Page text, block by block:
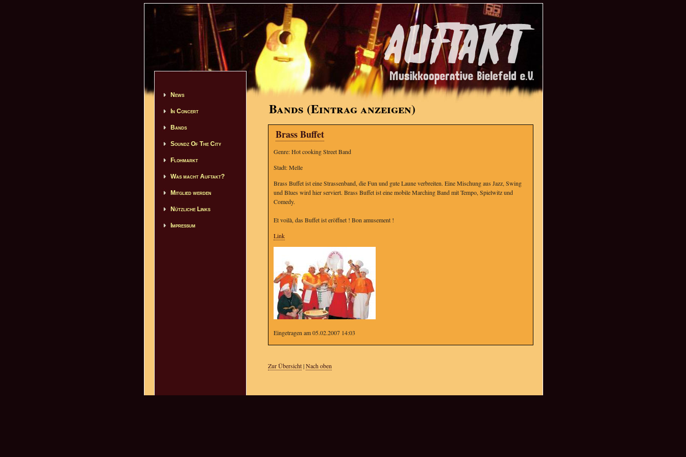
Bands (Eintrag anzeigen)
Brass Buffet
Genre: Hot cooking Street Band
Stadt: Melle
Brass Buffet ist eine Strassenband, die Fun und gute Laune verbreiten. Eine Mischung aus Jazz, Swing
und Blues wird hier serviert. Brass Buffet ist eine mobile Marching Band mit Tempo, Spielwitz und
Comedy.
Et voilà, das Buffet ist eröffnet ! Bon amusement !
Link
Eingetragen am 05.02.2007 14:03
Zur Übersicht|Nach oben
News
In Concert
Bands
Soundz Of The City
Flohmarkt
Was macht Auftakt?
Mitglied werden
Nützliche Links
Impressum